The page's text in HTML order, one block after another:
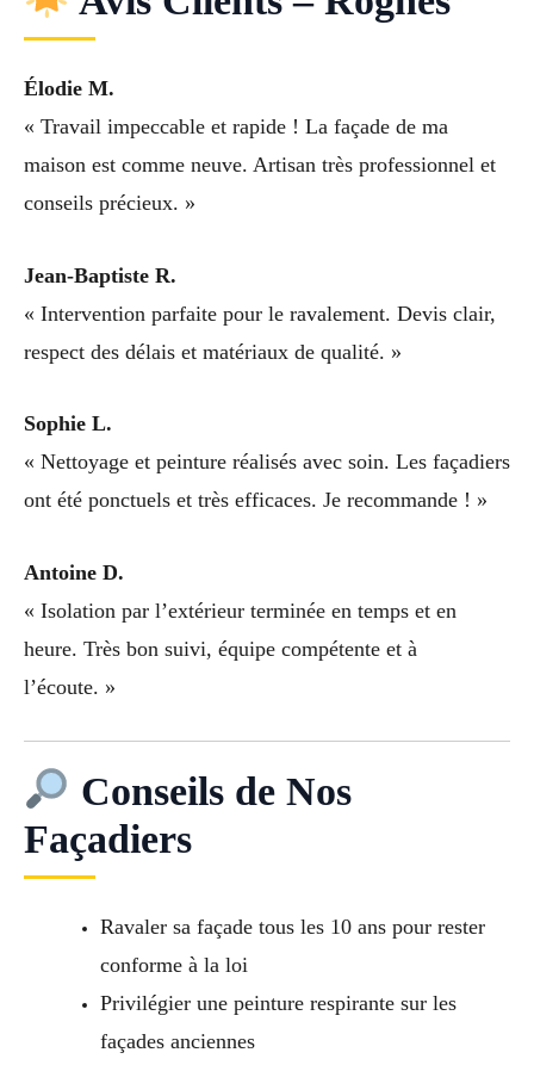
Élodie M.
« Travail impeccable et rapide ! La façade de ma
maison est comme neuve. Artisan très professionnel et
conseils précieux. »
Jean-Baptiste R.
« Intervention parfaite pour le ravalement. Devis clair,
respect des délais et matériaux de qualité. »
Sophie L.
« Nettoyage et peinture réalisés avec soin. Les façadiers
ont été ponctuels et très efficaces. Je recommande ! »
Antoine D.
« Isolation par l’extérieur terminée en temps et en
heure. Très bon suivi, équipe compétente et à
l’écoute. »
Conseils de Nos
Façadiers
Ravaler sa façade tous les 10 ans pour rester
conforme à la loi
Privilégier une peinture respirante sur les
façades anciennes